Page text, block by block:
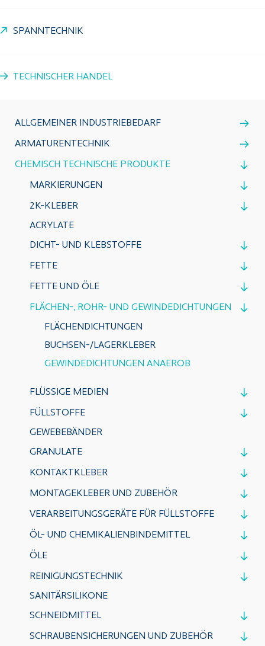
SPANNTECHNIK
TECHNISCHER HANDEL
ALLGEMEINER INDUSTRIEBEDARF
ARMATURENTECHNIK
CHEMISCH TECHNISCHE PRODUKTE
MARKIERUNGEN
2K-KLEBER
ACRYLATE
DICHT- UND KLEBSTOFFE
FETTE
FETTE UND ÖLE
FLÄCHEN-, ROHR- UND GEWINDEDICHTUNGEN
FLÄCHENDICHTUNGEN
BUCHSEN-/LAGERKLEBER
GEWINDEDICHTUNGEN ANAEROB
FLÜSSIGE MEDIEN
FÜLLSTOFFE
GEWEBEBÄNDER
GRANULATE
KONTAKTKLEBER
MONTAGEKLEBER UND ZUBEHÖR
VERARBEITUNGSGERÄTE FÜR FÜLLSTOFFE
ÖL- UND CHEMIKALIENBINDEMITTEL
ÖLE
REINIGUNGSTECHNIK
SANITÄRSILIKONE
SCHNEIDMITTEL
SCHRAUBENSICHERUNGEN UND ZUBEHÖR